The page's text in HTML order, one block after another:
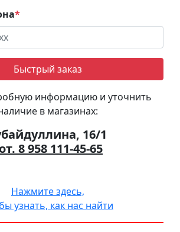
*
Быстрый заказ
информацию и уточнить
в магазинах:
16/1
8 958 111-45-65
Нажмите здесь,
узнать, как нас найти